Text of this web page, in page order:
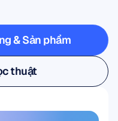
& Sản phẩm
& Sản phẩm
thuật
thuật